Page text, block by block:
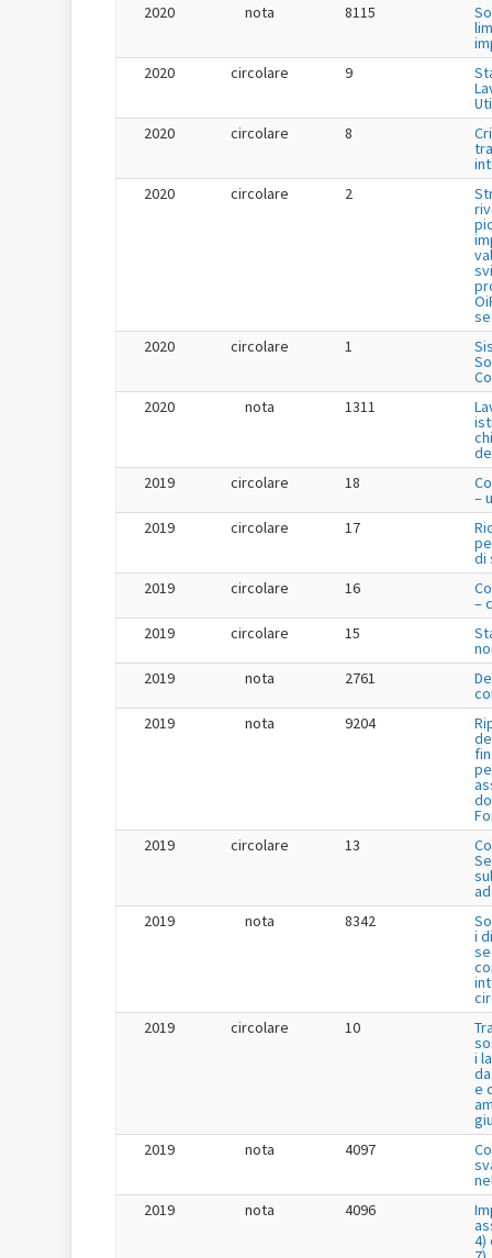
2020
nota 8115
2020
circolare 9
2020
circolare 8
2020
circolare 2
2020
circolare 1
2020
nota 1311
2019
circolare 18
–
2019
circolare 17
di
2019
circolare 16
–
2019
circolare 15
2019
nota 2761
2019
nota 9204
2019
circolare 13
2019
nota 8342
i
2019
circolare 10
i
e
2019
nota 4097
2019
nota 4096
4)